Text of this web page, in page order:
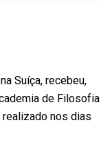
Suíça, recebeu,
de Filosofia
realizado nos dias